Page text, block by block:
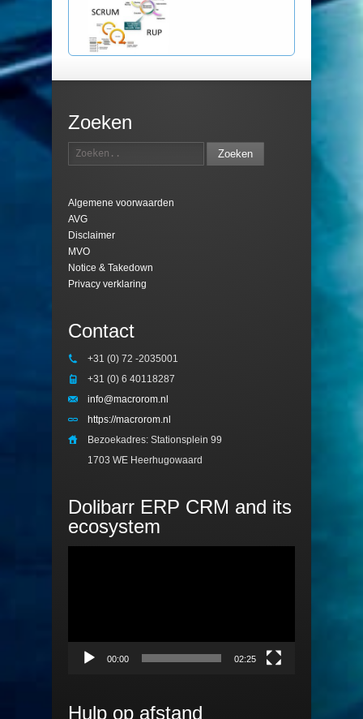
Zoeken
Zoeken
Algemene voorwaarden
AVG
Disclaimer
MVO
Notice & Takedown
Privacy verklaring
Contact
+31 (0) 72 -2035001
+31 (0) 6 40118287
info@macrorom.nl
https://macrorom.nl
Bezoekadres: Stationsplein 99
1703 WE Heerhugowaard
Dolibarr ERP CRM and its
ecosystem
00:00 02:25
Hulp op afstand